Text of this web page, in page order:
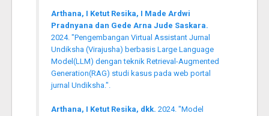
Arthana, I Ketut Resika, I Made Ardwi
Pradnyana dan Gede Arna Jude Saskara.
2024. "Pengembangan Virtual Assistant Jurnal
Undiksha (Virajusha) berbasis Large Language
Model(LLM) dengan teknik Retrieval-Augmented
Generation(RAG) studi kasus pada web portal
jurnal Undiksha.".
Arthana, I Ketut Resika, dkk. 2024. "Model